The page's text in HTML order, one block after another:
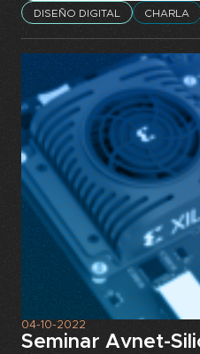
DISEÑO DIGITAL CHARLA
04-10-2022
Seminar Avnet-